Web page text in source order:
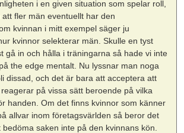
i en given situation som spelar roll,
fler män eventuellt har den
kvinnan i mitt exempel säger ju
kvinnor selekterar män. Skulle en tyst
gå in och hålla i träningarna så hade vi inte
the edge mentalt. Nu lyssnar man noga
dissad, och det är bara att acceptera att
på vissa sätt beroende på vilka
handen. Om det finns kvinnor som känner
allvar inom företagsvärlden så beror det
saken inte på den kvinnans kön.